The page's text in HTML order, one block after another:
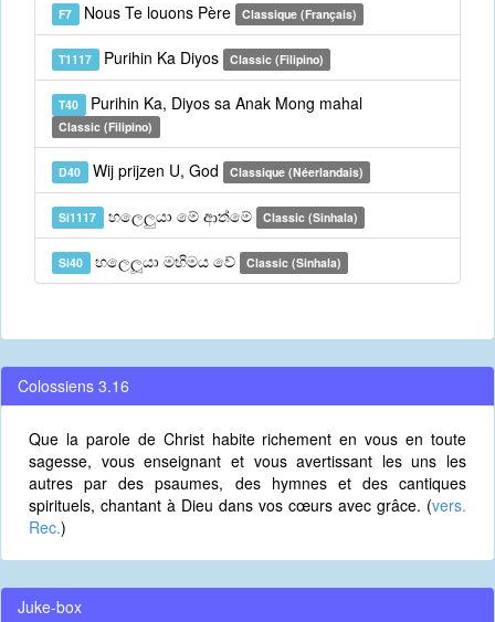
F7 Nous Te louons Père Classique (Français)
T1117 Purihin Ka Diyos Classic (Filipino)
T40 Purihin Ka, Diyos sa Anak Mong mahal
Classic (Filipino)
D40 Wij prijzen U, God Classique (Néerlandais)
Si1117 හලෙලුයා මේ ආත්මේ Classic (Sinhala)
Si40 හලෙලූයා මහිමය වේ Classic (Sinhala)
Colossiens 3.16
Que la parole de Christ habite richement en vous en toute
sagesse, vous enseignant et vous avertissant les uns les
autres par des psaumes, des hymnes et des cantiques
spirituels, chantant à Dieu dans vos cœurs avec grâce. (vers.
Rec.)
Juke-box